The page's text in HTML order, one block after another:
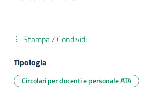
Stampa / Condividi
Tipologia
Circolari per docenti e personale ATA